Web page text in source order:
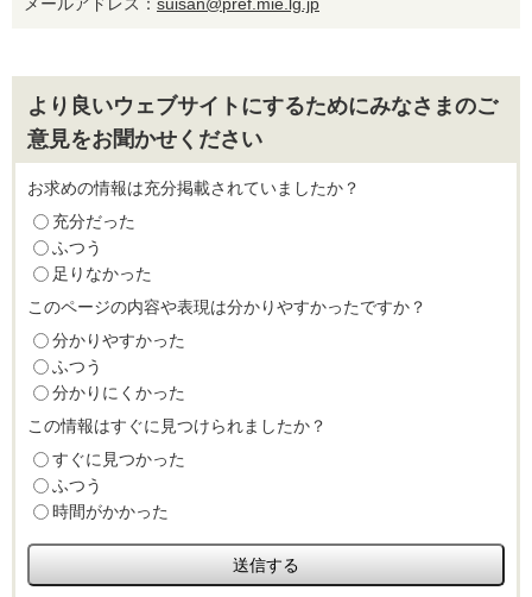
より良いウェブサイトにするためにみなさまのご
意見をお聞かせください
お求めの情報は充分掲載されていましたか？
充分だった
ふつう
足りなかった
このページの内容や表現は分かりやすかったですか？
分かりやすかった
ふつう
分かりにくかった
この情報はすぐに見つけられましたか？
すぐに見つかった
ふつう
時間がかかった